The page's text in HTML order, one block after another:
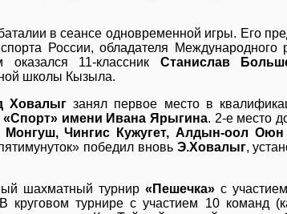
в сеансе одновременной игры. Его
России, обладателя Международного
оказался 11-классник Станислав
школы Кызыла.
Ховалыг занял первое место в
имени Ивана Ярыгина. 2-е место
Монгуш, Чингис Кужугет, Алдын-оол Оюн
победил вновь Э.Ховалыг,
шахматный турнир «Пешечка»с
круговом турнире с участием 10 команд